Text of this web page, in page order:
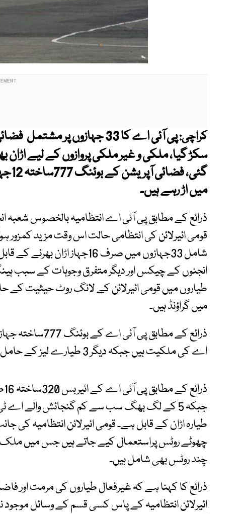
کراچی:
پی آئی اے کا 33 جہازوں پر
میں اڑ رہے ہیں۔
ذرائع کے مطابق پی آئی اے انتظامیہ بالخصوس
قومی ائیرلائن کی انتظامی حالت اس وقت مزید
شامل 33جہازوں میں صرف 16جہاز
میں گراؤنڈ ہیں۔
اے کی ملکیت ہیں جبکہ دیگر 3 طیارے لیز کے حامل ہیں۔
جبکہ 5 کے لگ بھگ سب سے کم گنجائش والے
طیارہ اڑان کے قابل ہے۔ قومی ائیرلائن انتظامیہ
چھوٹے روٹس پراستعمال کیے جاتے ہیں جس میں
چند روٹس بھی شامل ہیں۔
ذرائع کا کہنا ہے کہ غیرفعال طیاروں کی مرمت اور
ائیرلائن انتظامیہ کے پاس کسی قسم کے وسائل